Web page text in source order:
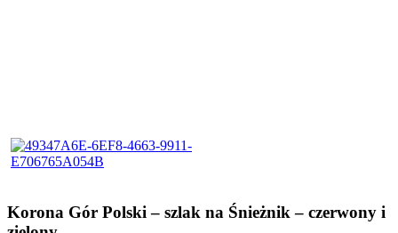
Korona Gór Polski – szlak na Śnieżnik – czerwony i